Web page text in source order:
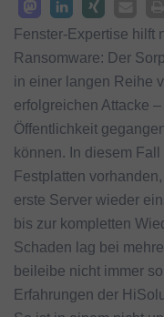
Fenster-Expertise hilft
Ransomware: Der
in einer langen Reihe
erfolgreichen Attacke
Öffentlichkeit
können. In diesem
Festplatten
erste Server wieder
bis zur kompletten
Schaden lag bei
beileibe nicht immer
Erfahrungen der